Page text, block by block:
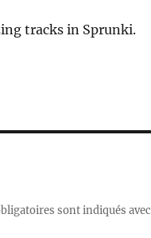
tracks in Sprunki.
sont indiqués avec